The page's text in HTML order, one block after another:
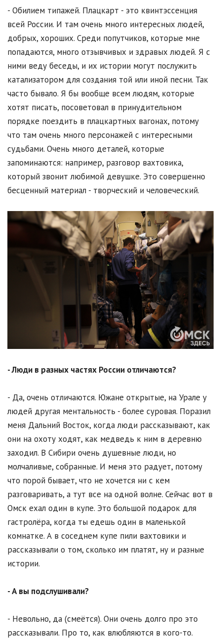
- Обилием типажей. Плацкарт - это квинтэссенция
всей России. И там очень много интересных людей,
добрых, хороших. Среди попутчиков, которые мне
попадаются, много отзывчивых и здравых людей. Я с
ними веду беседы, и их истории могут послужить
катализатором для создания той или иной песни. Так
часто бывало. Я бы вообще всем людям, которые
хотят писать, посоветовал в принудительном
порядке поездить в плацкартных вагонах, потому
что там очень много персонажей с интересными
судьбами. Очень много деталей, которые
запоминаются: например, разговор вахтовика,
который звонит любимой девушке. Это совершенно
бесценный материал - творческий и человеческий.
- Люди в разных частях России отличаются?
- Да, очень отличаются. Южане открытые, на Урале у
людей другая ментальность - более суровая. Поразил
меня Дальний Восток, когда люди рассказывают, как
они на охоту ходят, как медведь к ним в деревню
заходил. В Сибири очень душевные люди, но
молчаливые, собранные. И меня это радует, потому
что порой бывает, что не хочется ни с кем
разговаривать, а тут все на одной волне. Сейчас вот в
Омск ехал один в купе. Это большой подарок для
гастролёра, когда ты едешь один в маленькой
комнатке. А в соседнем купе пили вахтовики и
рассказывали о том, сколько им платят, ну и разные
истории.
- А вы подслушивали?
- Невольно, да (смеётся). Они очень долго про это
рассказывали. Про то, как влюбляются в кого-то.